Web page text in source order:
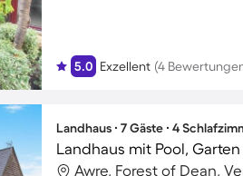
5.0 Exzellent (4
Landhaus ∙ 7 Gäste ∙ 4
Landhaus mit Pool,
Awre, Forest of Dean,